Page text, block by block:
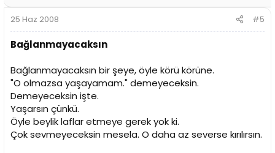
25 Haz 2008 #5
Bağlanmayacaksın
Bağlanmayacaksın bir şeye, öyle körü körüne.
"O olmazsa yaşayamam." demeyeceksin.
Demeyeceksin işte.
Yaşarsın çünkü.
Öyle beylik laflar etmeye gerek yok ki.
Çok sevmeyeceksin mesela. O daha az severse kırılırsın.